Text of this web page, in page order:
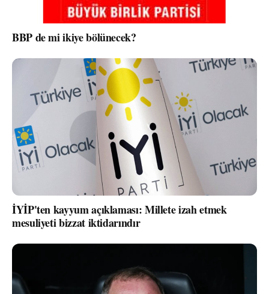
BBP de mi ikiye bölünecek?
İYİP'ten kayyum açıklaması: Millete izah etmek
mesuliyeti bizzat iktidarındır